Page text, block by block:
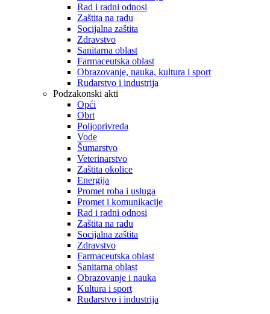
Rad i radni odnosi
Zaštita na radu
Socijalna zaštita
Zdravstvo
Sanitarna oblast
Farmaceutska oblast
Obrazovanje, nauka, kultura i sport
Rudarstvo i industrija
Podzakonski akti
Opći
Obrt
Poljoprivreda
Vode
Šumarstvo
Veterinarstvo
Zaštita okolice
Energija
Promet roba i usluga
Promet i komunikacije
Rad i radni odnosi
Zaštita na radu
Socijalna zaštita
Zdravstvo
Farmaceutska oblast
Sanitarna oblast
Obrazovanje i nauka
Kultura i sport
Rudarstvo i industrija